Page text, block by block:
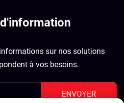
sur nos solutions
à vos besoins.
ENVOYER